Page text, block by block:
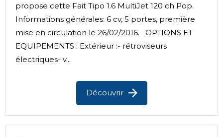
propose cette Fait Tipo 1.6 MultiJet 120 ch Pop.
Informations générales: 6 cv, 5 portes, première
mise en circulation le 26/02/2016. OPTIONS ET
EQUIPEMENTS : Extérieur :- rétroviseurs
électriques- v...
Découvrir